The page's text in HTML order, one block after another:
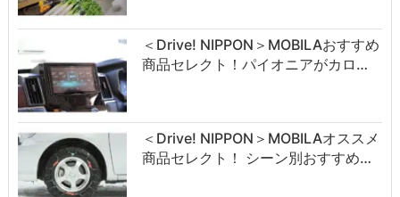
＜Drive! NIPPON＞MOBILAおすすめ
商品セレクト！パイオニアがカロ…
＜Drive! NIPPON＞MOBILAオススメ
商品セレクト！ シーン別おすすめ…